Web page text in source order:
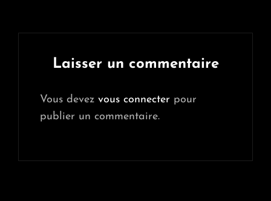
Laisser un commentaire
Vous devez vous connecter pour
publier un commentaire.